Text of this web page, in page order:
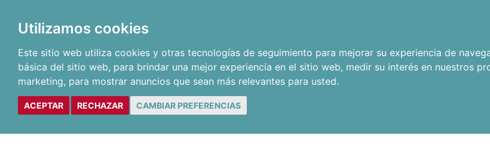
Utilizamos cookies
Este sitio web utiliza cookies y otras tecnologías de seguimiento para mejorar su experiencia de
básica del sitio web, para brindar una mejor experiencia en el sitio web, medir su interés en nuestros
marketing, para mostrar anuncios que sean más relevantes para usted.
ACEPTAR RECHAZAR CAMBIAR PREFERENCIAS